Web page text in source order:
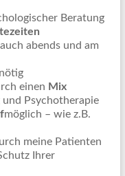
Beratung
abends und am
nötig
einen Mix
Psychotherapie
möglich – wie z.B.
meine Patienten
Ihrer